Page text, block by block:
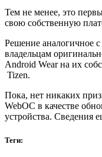
Тем не менее, это
свою собственную
Решение аналогичное
владельцам
Android Wear на их
Tizen.
Пока, нет никаких
WebOС в качестве
устройства. Сведения
Теги: